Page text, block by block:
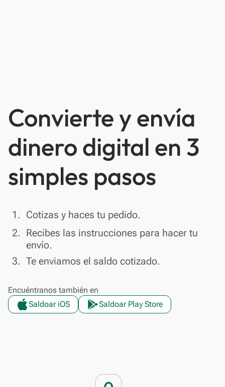
Convierte y envía
dinero digital en 3
simples pasos
done
1. Cotizas y haces tu pedido.
done
2. Recibes las instrucciones para hacer tu
envío.
done
3. Te enviamos el saldo cotizado.
Encuéntranos también en
Saldoar iOS
Saldoar Play Store